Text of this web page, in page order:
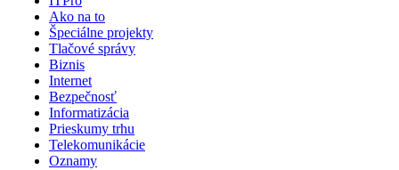
Ako na to
Špeciálne projekty
Tlačové správy
Biznis
Internet
Bezpečnosť
Informatizácia
Prieskumy trhu
Telekomunikácie
Oznamy